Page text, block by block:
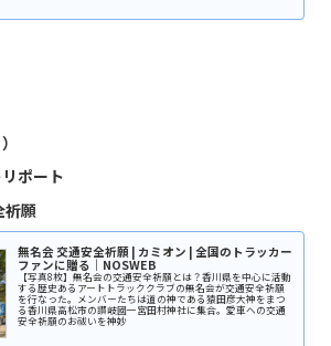
ポート
祈願
無名会 交通安全祈願 | カミオン | 全国のトラッカー
ファンに贈る｜NOSWEB
【写真8枚】無名会の交通安全祈願とは？香川県を中心に活動
する歴史あるアートトラッククラブの無名会が交通安全祈願
を行なった。メンバーたちは道の神である猿田彦大神をまつ
る香川県高松市の讃岐國一宮田村神社に集合。愛車への交通
安全祈願のお祓いを神妙